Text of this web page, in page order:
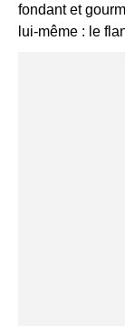
fondant et
lui-même : le